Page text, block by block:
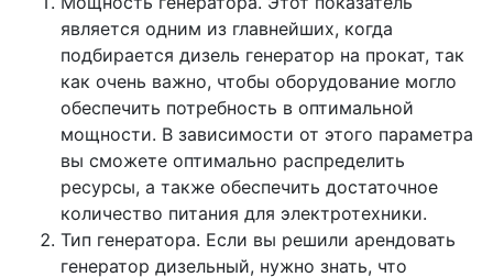
является одним из главнейших, когда
подбирается дизель генератор на прокат, так
как очень важно, чтобы оборудование могло
обеспечить потребность в оптимальной
мощности. В зависимости от этого параметра
вы сможете оптимально распределить
ресурсы, а также обеспечить достаточное
количество питания для электротехники.
Тип генератора. Если вы решили арендовать
генератор дизельный, нужно знать, что